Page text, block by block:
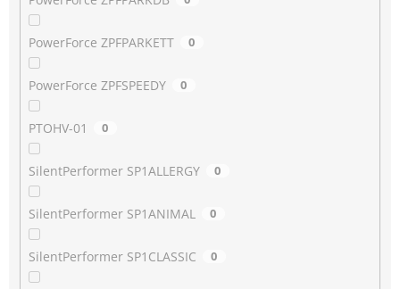
PowerForce ZPFPARKETT 0
PowerForce ZPFSPEEDY 0
PTOHV-01 0
SilentPerformer SP1ALLERGY 0
SilentPerformer SP1ANIMAL 0
SilentPerformer SP1CLASSIC 0